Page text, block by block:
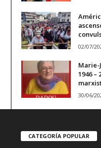
02/07/
Marie-
1946 –
30/06/
CATEGORÍA POPULAR